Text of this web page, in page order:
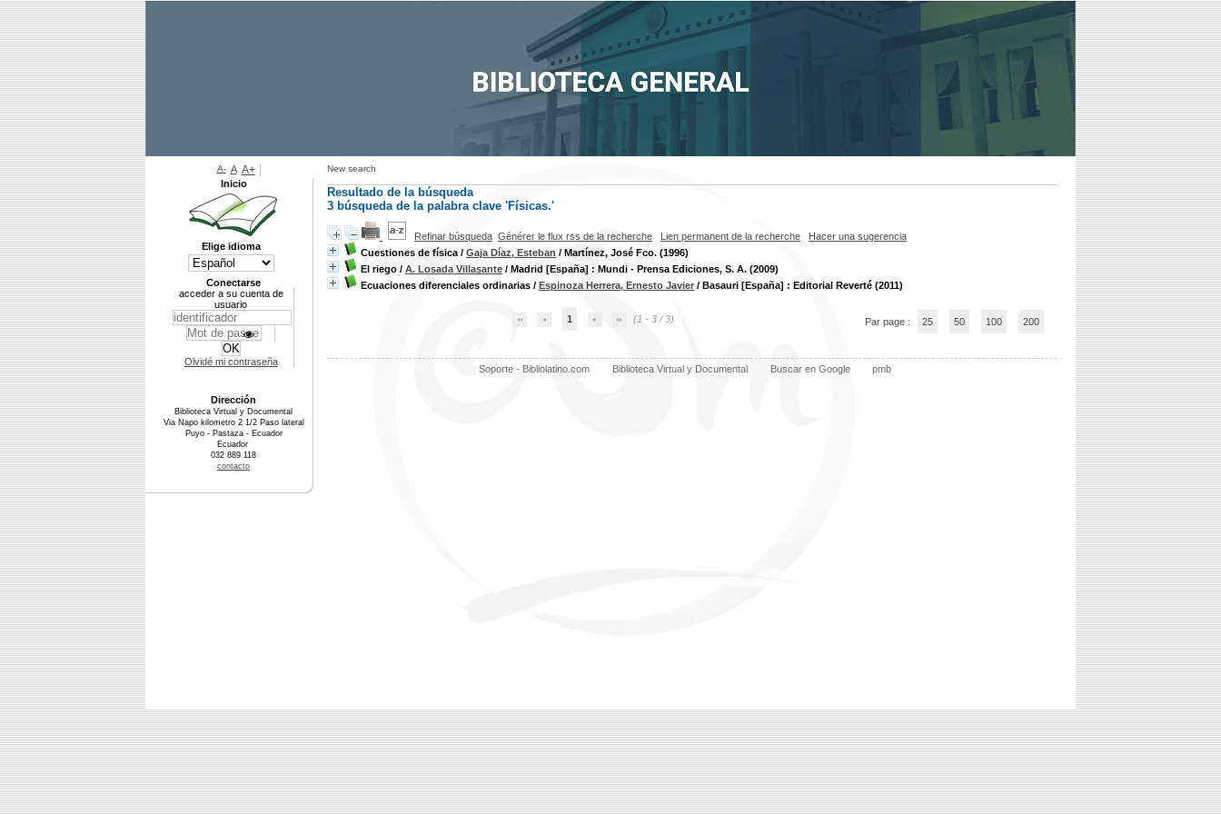
New search
Resultado de la búsqueda
3 búsqueda de la palabra clave 'Físicas.'
Refinar búsqueda Générer le flux rss de la recherche Lien permanent de la recherche
Hacer una sugerencia
Cuestiones de física / Gaja Díaz, Esteban / Martínez, José Fco. (1996)
El riego / A. Losada Villasante / Madrid [España] : Mundi - Prensa Ediciones, S. A. (2009)
Ecuaciones diferenciales ordinarias / Espinoza Herrera, Ernesto Javier / Basauri [España] : Editorial Reverté (2011)
1 (1 - 3 / 3) Par page : 25 50 100 200
Soporte - Bibliolatino.com Biblioteca Virtual y Documental Buscar en Google pmb
A- A A+
Inicio
Elige idioma
Conectarse
acceder a su cuenta de
usuario
Olvidé mi contraseña
Dirección
Biblioteca Virtual y Documental
Via Napo kilometro 2 1/2 Paso lateral
Puyo - Pastaza - Ecuador
Ecuador
032 889 118
contacto